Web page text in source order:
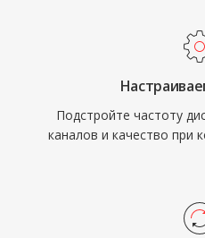
Подстройте частоту
каналов и качество при